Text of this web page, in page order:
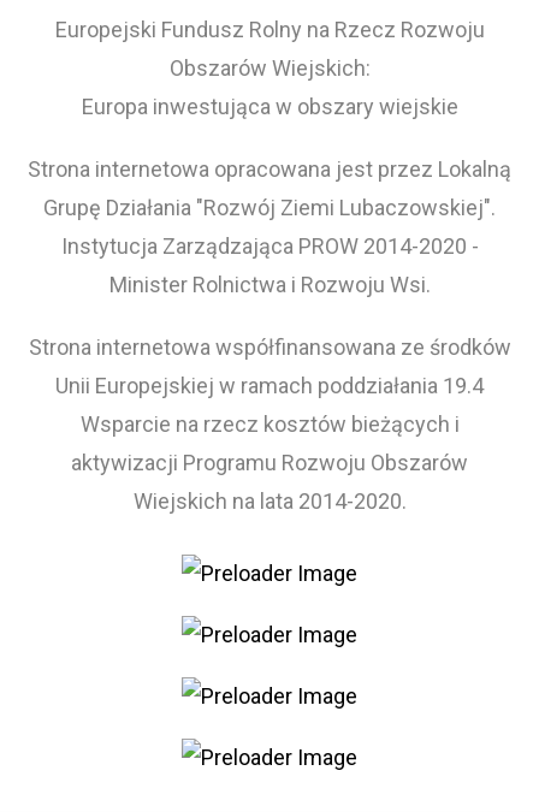
Europejski Fundusz Rolny na Rzecz Rozwoju
Obszarów Wiejskich:
Europa inwestująca w obszary wiejskie
Strona internetowa opracowana jest przez Lokalną
Grupę Działania "Rozwój Ziemi Lubaczowskiej".
Instytucja Zarządzająca PROW 2014-2020 -
Minister Rolnictwa i Rozwoju Wsi.
Strona internetowa współfinansowana ze środków
Unii Europejskiej w ramach poddziałania 19.4
Wsparcie na rzecz kosztów bieżących i
aktywizacji Programu Rozwoju Obszarów
Wiejskich na lata 2014-2020.